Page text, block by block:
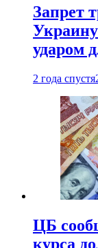
Запрет
ударом
2 года спустя
ЦБ
курса